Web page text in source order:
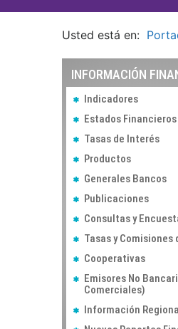
Usted está en:
INFORMACIÓN
Indicadores
Estados Financieros
Tasas de Interés
Productos
Generales Bancos
Publicaciones
Consultas y
Tasas y Comisiones
Cooperativas
Emisores No
Comerciales)
Información